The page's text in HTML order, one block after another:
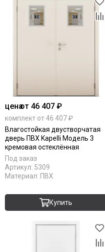
ценаот 46 407 ₽
комплект от 46 407 ₽
Влагостойкая двустворчатая
дверь ПВХ Kapelli Модель 3
кремовая остеклённая
Под заказ
Артикул: 5309
Материал: ПВХ
Купить